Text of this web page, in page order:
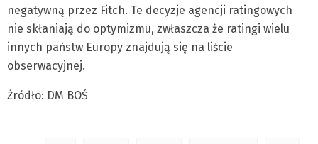
negatywną przez Fitch. Te decyzje agencji ratingowych
nie skłaniają do optymizmu, zwłaszcza że ratingi wielu
innych państw Europy znajdują się na liście
obserwacyjnej.
Źródło: DM BOŚ